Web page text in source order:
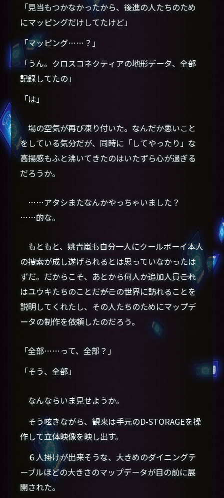
「見当もつかなかったから、後進の人たちのため
にマッピングだけしてたけど」
「マッピング……？」
「うん。クロスコネクティアの地形データ、全部
記録してたの」
「は」
場の空気が再び凍り付いた。なんだか悪いこと
をしている気分だが、同時に「してやったり」な
高揚感もふと沸いてきたのはいたずら心が過ぎる
だろうか。
……アタシまたなんかやっちゃいました？
……的な。
もともと、姚青嵐も自分一人にクールボーイ本人
の捜索が成し遂げられるとは思っていなかったは
ずだ。だからこそ、あとから何人か追加人員――これ
はユウキたちのことだ――がこの世界に訪れることを
説明してくれたし、その人たちのためにマップデ
ータの制作を依頼したのだろう。
「全部……って、全部？」
「そう、全部」
なんならいま見せようか。
そう呟きながら、観来は手元のD-STORAGEを操
作して立体映像を映し出す。
６人掛けが出来そうな、大きめのダイニングテ
ーブルほどの大きさのマップデータが目の前に展
開された。